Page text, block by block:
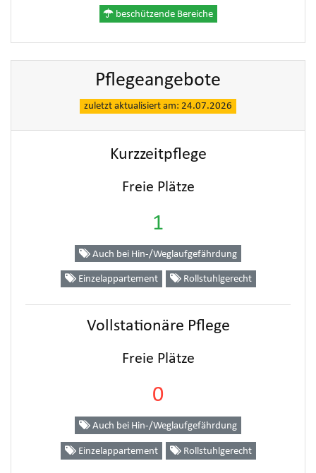
beschützende Bereiche
Pflegeangebote
zuletzt aktualisiert am: 24.07.2026
Kurzzeitpflege
Freie Plätze
1
Auch bei Hin-/Weglaufgefährdung
Einzelappartement Rollstuhlgerecht
Vollstationäre Pflege
Freie Plätze
0
Auch bei Hin-/Weglaufgefährdung
Einzelappartement Rollstuhlgerecht